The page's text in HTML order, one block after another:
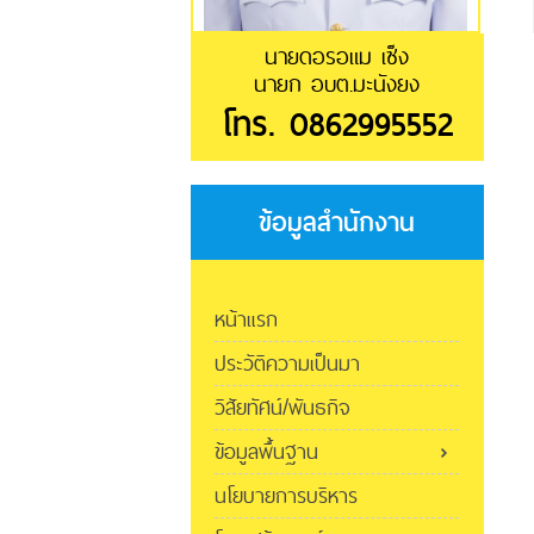
นายดอรอแม เซ็ง
นายก อบต.มะนังยง
โทร. 0862995552
ข้อมูลสำนักงาน
หน้าแรก
ประวัติความเป็นมา
วิสัยทัศน์/พันธกิจ
ข้อมูลพื้นฐาน
นโยบายการบริหาร